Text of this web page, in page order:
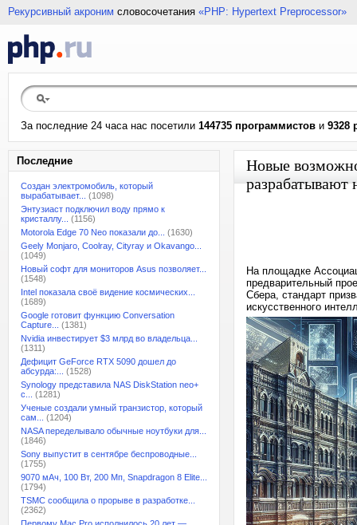
Рекурсивный акроним словосочетания «PHP: Hypertext Preprocessor»
За последние 24 часа нас посетили 144735 программистов и 9328
Последние
Создан электромобиль, который
вырабатывает...
(1098)
Энтузиаст подключил воду прямо к
кристаллу...
(1156)
Motorola Edge 70 Neo показали до...
(1630)
Geely Monjaro, Coolray, Cityray и Okavango...
(1049)
Новый софт для мониторов Asus позволяет...
(1548)
Intel показала своё видение космических...
(1689)
Google готовит функцию Conversation
Capture...
(1381)
Nvidia инвестирует $3 млрд во владельца...
(1311)
Дефицит GeForce RTX 5090 дошел до
абсурда:...
(1528)
Synology представила NAS DiskStation neo+
с...
(1281)
Ученые создали умный транзистор, который
сам...
(1204)
NASA переделывало обычные ноутбуки для...
(1846)
Sony выпустит в сентябре беспроводные...
(1755)
9070 мАч, 100 Вт, 200 Мп, Snapdragon 8 Elite...
(1794)
TSMC сообщила о прорыве в разработке...
(2362)
Новые
разрабатывают
На площадке
предварительный
Сбера, стандарт
искусственного